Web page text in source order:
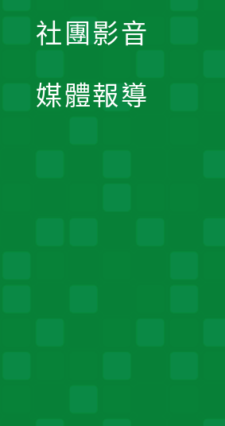
社團影音
媒體報導